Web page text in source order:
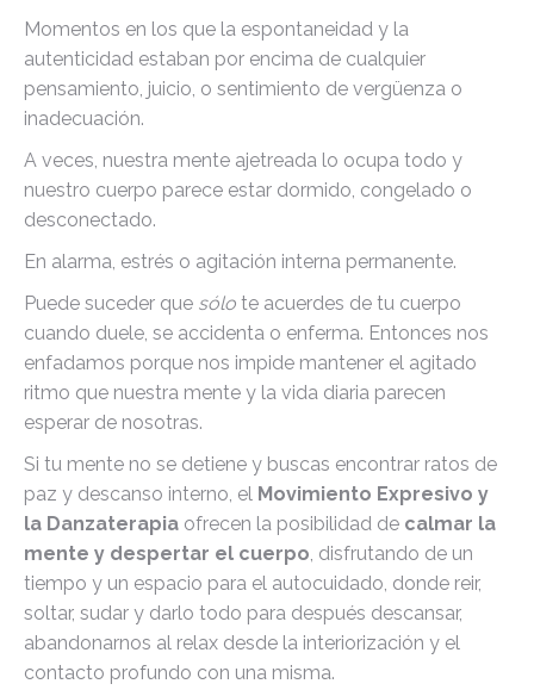
Momentos en los que la espontaneidad y la
autenticidad estaban por encima de cualquier
pensamiento, juicio, o sentimiento de vergüenza o
inadecuación.
A veces, nuestra mente ajetreada lo ocupa todo y
nuestro cuerpo parece estar dormido, congelado o
desconectado.
En alarma, estrés o agitación interna permanente.
Puede suceder que sólo te acuerdes de tu cuerpo
cuando duele, se accidenta o enferma. Entonces nos
enfadamos porque nos impide mantener el agitado
ritmo que nuestra mente y la vida diaria parecen
esperar de nosotras.
Si tu mente no se detiene y buscas encontrar ratos de
paz y descanso interno, el Movimiento Expresivo y
la Danzaterapia ofrecen la posibilidad de calmar la
mente y despertar el cuerpo, disfrutando de un
tiempo y un espacio para el autocuidado, donde reir,
soltar, sudar y darlo todo para después descansar,
abandonarnos al relax desde la interiorización y el
contacto profundo con una misma.